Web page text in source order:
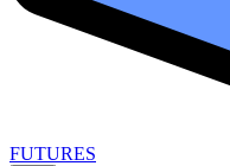
FUTURES